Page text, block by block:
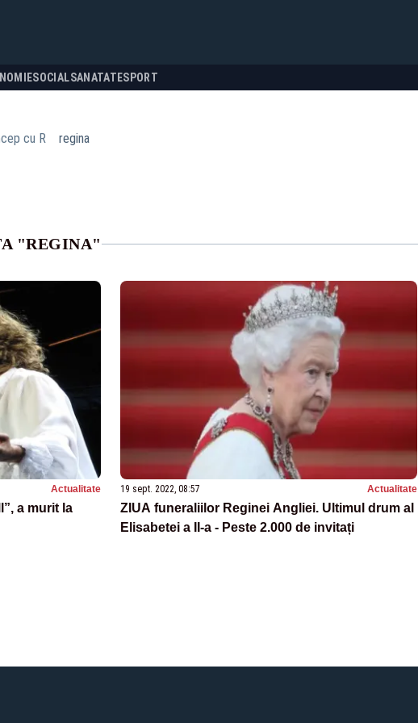
SOCIALSANATATESPORT
cu R regina
"REGINA"
Actualitate
a murit la
19 sept. 2022, 08:57 Actualitate
ZIUA funeraliilor Reginei Angliei. Ultimul drum al
Elisabetei a II-a - Peste 2.000 de invitați